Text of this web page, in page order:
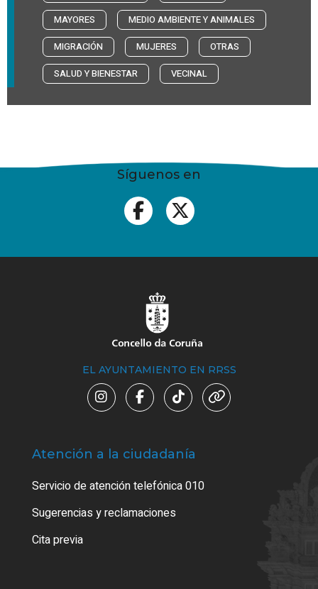
MAYORES
MEDIO AMBIENTE Y ANIMALES
MIGRACIÓN
MUJERES
OTRAS
SALUD Y BIENESTAR
VECINAL
Síguenos en
EL AYUNTAMIENTO EN RRSS
Atención a la ciudadanía
Servicio de atención telefónica 010
Sugerencias y reclamaciones
Cita previa